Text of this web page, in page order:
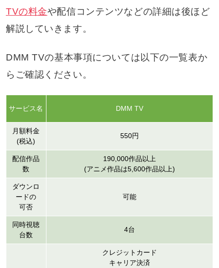
TVの料金や配信コンテンツなどの詳細は後ほど
解説していきます。
DMM TVの基本事項については以下の一覧表か
らご確認ください。
サービス名 DMM TV
月額料金
(税込)
550円
配信作品
数
190,000作品以上
(アニメ作品は5,600作品以上)
ダウンロ
ードの
可否
可能
同時視聴
台数
4台
クレジットカード
キャリア決済